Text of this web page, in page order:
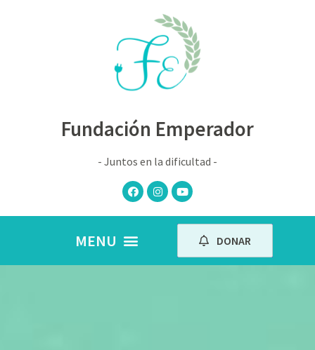
Fundación Emperador
- Juntos en la dificultad -
DONAR